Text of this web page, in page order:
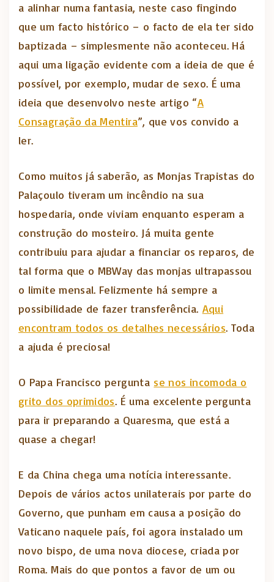
a alinhar numa fantasia, neste caso fingindo
que um facto histórico – o facto de ela ter sido
baptizada – simplesmente não aconteceu. Há
aqui uma ligação evidente com a ideia de que é
possível, por exemplo, mudar de sexo. É uma
ideia que desenvolvo neste artigo “A
Consagração da Mentira”, que vos convido a
ler.
Como muitos já saberão, as Monjas Trapistas do
Palaçoulo tiveram um incêndio na sua
hospedaria, onde viviam enquanto esperam a
construção do mosteiro. Já muita gente
contribuiu para ajudar a financiar os reparos, de
tal forma que o MBWay das monjas ultrapassou
o limite mensal. Felizmente há sempre a
possibilidade de fazer transferência. Aqui
encontram todos os detalhes necessários. Toda
a ajuda é preciosa!
O Papa Francisco pergunta se nos incomoda o
grito dos oprimidos. É uma excelente pergunta
para ir preparando a Quaresma, que está a
quase a chegar!
E da China chega uma notícia interessante.
Depois de vários actos unilaterais por parte do
Governo, que punham em causa a posição do
Vaticano naquele país, foi agora instalado um
novo bispo, de uma nova diocese, criada por
Roma. Mais do que pontos a favor de um ou